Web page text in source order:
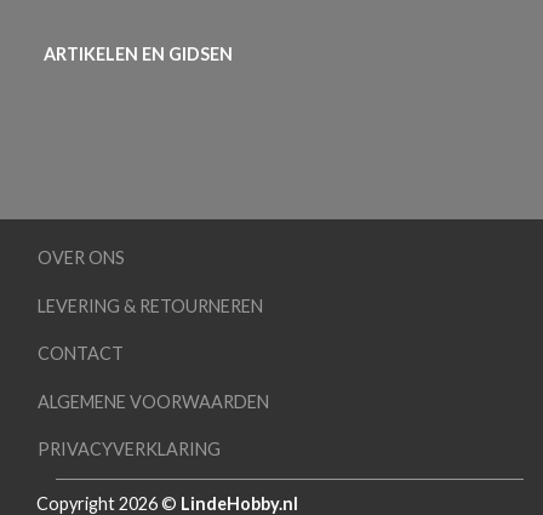
ARTIKELEN EN GIDSEN
OVER ONS
LEVERING & RETOURNEREN
CONTACT
ALGEMENE VOORWAARDEN
PRIVACYVERKLARING
Copyright 2026 © LindeHobby.nl